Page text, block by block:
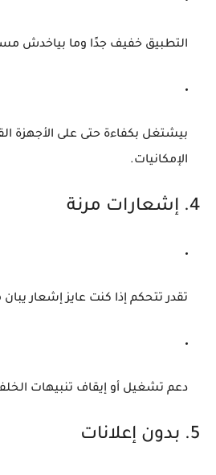
التطبيق خفيف جدًا وما بياخدش
بيشتغل بكفاءة حتى على الأجهزة
الإمكانيات.
4. إشعارات مرنة
تقدر تتحكم إذا كنت عايز إشعار
دعم تشغيل أو إيقاف تنبيهات
5. بدون إعلانات